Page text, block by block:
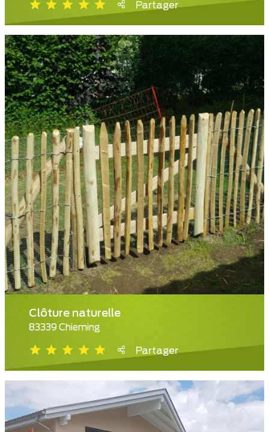
Partager
Clôture naturelle
83339 Chieming
Partager